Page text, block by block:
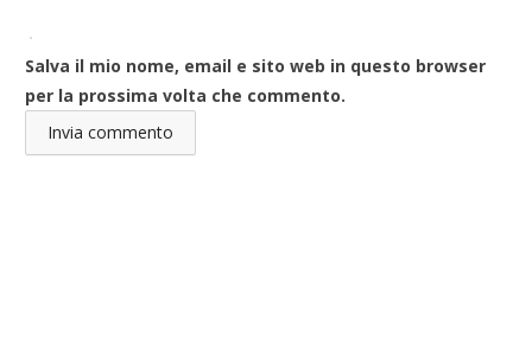
Salva il mio nome, email e sito web in questo browser
per la prossima volta che commento.